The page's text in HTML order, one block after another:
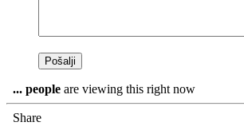
... people are viewing this right now
Share